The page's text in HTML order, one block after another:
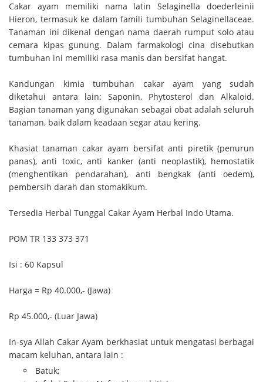
Cakar ayam memiliki nama latinSelaginella doederleinii
Hieron, termasuk ke dalam famili tumbuhan Selaginellaceae.
Tanaman ini diken­al dengan nama daerah rumput soloatau
cemara kipas gunung. Dalam farmakologi cina disebutkan
tumbuhan ini memiliki rasa manis dan bersifat hangat.
Kandungan kimia tumbuhan cakar ayam yang sudah
diketahui antara lain: Saponin, Phytosterol dan Alkaloid.
Bagian tanaman yang digunakan sebagai obat adalah seluruh
tanaman, baik dalam keadaan segar atau kering.
Khasiat tanaman cakar ayam bersifat anti piretik (penurun
panas), anti toxic, anti kanker (anti neoplastik), hemostatik
(menghentikan pendarahan), anti bengkak (anti oedem),
pembersih darah dan stomakikum.
Tersedia Herbal Tunggal Cakar Ayam Herbal Indo Utama.
POM TR 133 373 371
Isi : 60 Kapsul
Harga = Rp 40.000,- (Jawa)
Rp 45.000,- (Luar Jawa)
In-sya Allah Cakar Ayam berkhasiat untuk mengatasi berbagai
macam keluhan, antara lain :
Batuk;